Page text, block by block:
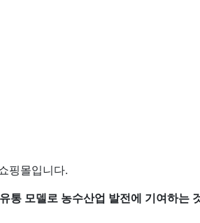
핑몰입니다.
유통 모델로 농수산업 발전에 기여하는